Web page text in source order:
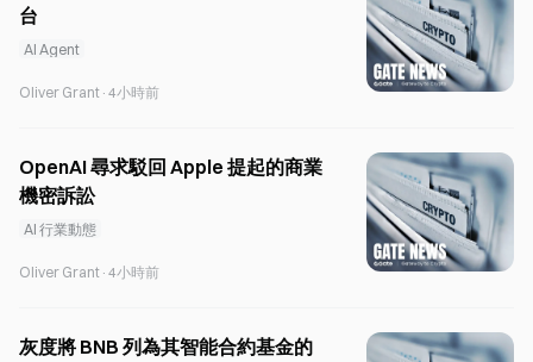
台
AI Agent
Oliver Grant · 4小時前
OpenAI 尋求駁回 Apple 提起的商業
機密訴訟
AI 行業動態
Oliver Grant · 4小時前
灰度將 BNB 列為其智能合約基金的